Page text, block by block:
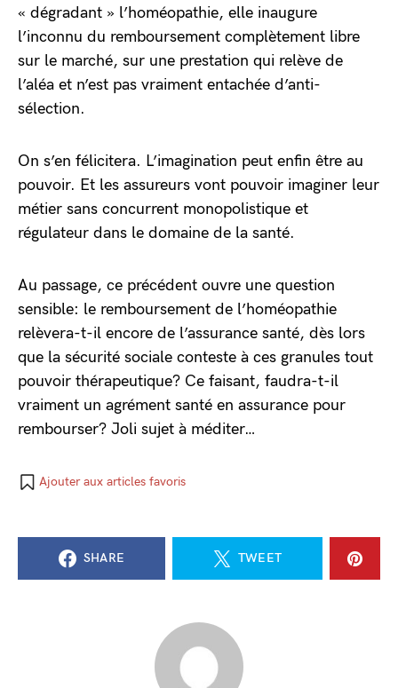
« dégradant » l’homéopathie, elle inaugure
l’inconnu du remboursement complètement libre
sur le marché, sur une prestation qui relève de
l’aléa et n’est pas vraiment entachée d’anti-
sélection.
On s’en félicitera. L’imagination peut enfin être au
pouvoir. Et les assureurs vont pouvoir imaginer leur
métier sans concurrent monopolistique et
régulateur dans le domaine de la santé.
Au passage, ce précédent ouvre une question
sensible: le remboursement de l’homéopathie
relèvera-t-il encore de l’assurance santé, dès lors
que la sécurité sociale conteste à ces granules tout
pouvoir thérapeutique? Ce faisant, faudra-t-il
vraiment un agrément santé en assurance pour
rembourser? Joli sujet à méditer…
Ajouter aux articles favoris
SHARE TWEET